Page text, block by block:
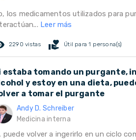
los medicamentos utilizados para
Leer más
2290 vistas volunteer_activism Útil para 1 persona(s)
estaba tomando un purgante,
y estoy en una dieta,
a tomar el purgante
Andy D. Schreiber
Medicina interna
puede volver a ingerirlo en un ciclo